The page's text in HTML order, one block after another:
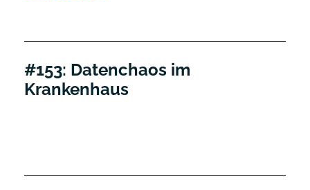
#153: Datenchaos im
Krankenhaus